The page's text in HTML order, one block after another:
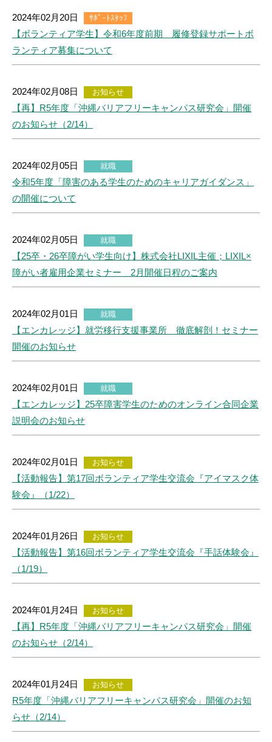
2024年02月20日 ｻﾎﾟｰﾄｽﾀｯﾌ
【ボランティア学生】令和6年度前期 履修登録サポートボ
ランティア募集について
2024年02月08日 お知らせ
【再】R5年度「沖縄バリアフリーキャンパス研究会」開催
のお知らせ（2/14）
2024年02月05日 就職
令和5年度「障害のある学生のためのキャリアガイダンス」
の開催について
2024年02月05日 就職
【25卒・26卒障がい学生向け】株式会社LIXIL主催；LIXIL×
障がい者雇用企業セミナー 2月開催日程のご案内
2024年02月01日 就職
【エンカレッジ】就労移行支援事業所 徹底解剖！セミナー
開催のお知らせ
2024年02月01日 就職
【エンカレッジ】25卒障害学生のためのオンライン合同企業
説明会のお知らせ
2024年02月01日 お知らせ
【活動報告】第17回ボランティア学生交流会『アイマスク体
験会』（1/22）
2024年01月26日 お知らせ
【活動報告】第16回ボランティア学生交流会『手話体験会』
（1/19）
2024年01月24日 お知らせ
【再】R5年度「沖縄バリアフリーキャンパス研究会」開催
のお知らせ（2/14）
2024年01月24日 お知らせ
R5年度「沖縄バリアフリーキャンパス研究会」開催のお知
らせ（2/14）